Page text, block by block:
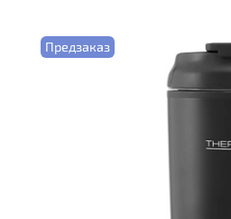
Предзаказ